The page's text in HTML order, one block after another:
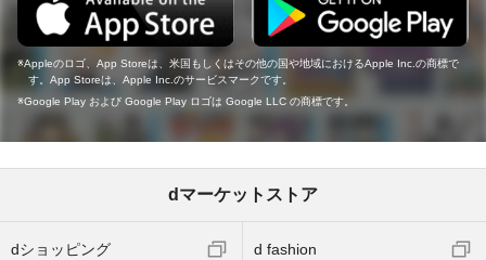
Appleのロゴ、App Storeは、米国もしくはその他の国や地域におけるApple Inc.の商標で
す。App Storeは、Apple Inc.のサービスマークです。
Google Play および Google Play ロゴは Google LLC の商標です。
dマーケットストア
dショッピング d fashion